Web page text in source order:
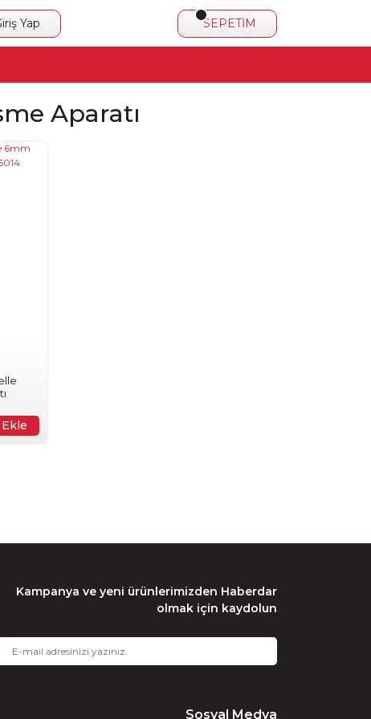
Yap SEPETİM
Aparatı
Kampanya ve yeni ürünlerimizden Haberdar
olmak için kaydolun
Sosyal Medya